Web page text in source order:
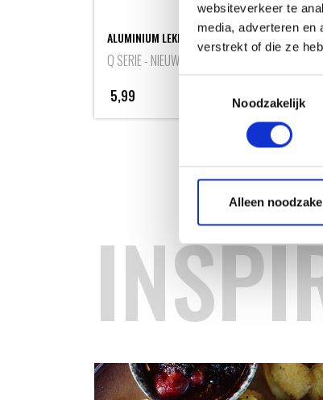
websiteverkeer te
media, adverteren en
verstrekt of die ze
Noodzakelijk
Alleen
ALUMINIUM LEKBAKJES - 10 STUKS
Q SERIE - NIEUW
5,99
Meer informatie